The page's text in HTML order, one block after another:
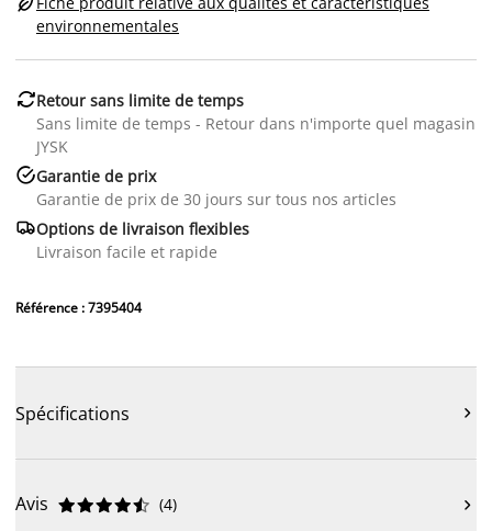
environnementales
Retour sans limite de temps
Sans limite de temps - Retour dans n'importe quel magasin
JYSK
Garantie de prix
Garantie de prix de 30 jours sur tous nos articles
Options de livraison flexibles
Livraison facile et rapide
Référence : 7395404
Spécifications 
Avis 




 (4) 